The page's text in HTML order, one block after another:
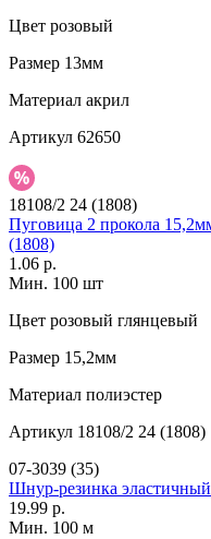
Цвет розовый
Размер 13мм
Материал акрил
Артикул 62650
18108/2 24 (1808)
Пуговица 2 прокола
(1808)
1.06 р.
Мин. 100 шт
Цвет розовый глянцевый
Размер 15,2мм
Материал полиэстер
Артикул 18108/2 24 (1808)
07-3039 (35)
Шнур-резинка
19.99 р.
Мин. 100 м